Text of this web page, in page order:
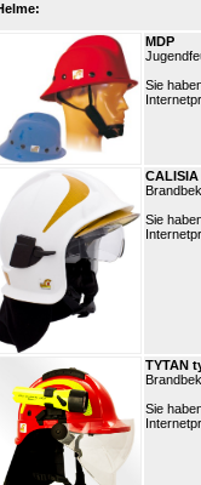
MDP
Sie
CALISIA
Sie
TYTAN
Sie